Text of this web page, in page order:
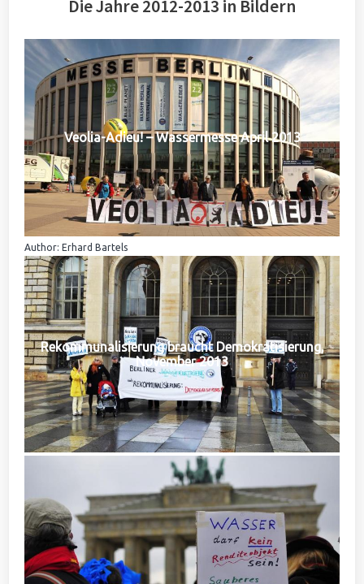
Die Jahre 2012-2013 in Bildern
Veolia-Adieu! – Wassermesse April 2013
Author: Erhard Bartels
Rekommunalisierung braucht Demokratisierung,
November 2013